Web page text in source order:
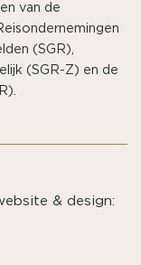
van de
(SGR),
(SGR-Z) en de
& design: